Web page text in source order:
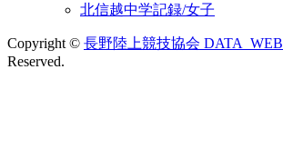
北信越中学記録/女子
Copyright © 長野陸上競技協会 DATA_WEB
Reserved.